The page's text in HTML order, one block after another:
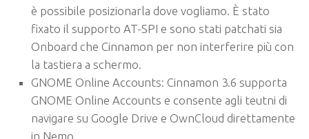
è possibile posizionarla dove vogliamo. È stato
fixato il supporto AT-SPI e sono stati patchati sia
Onboard che Cinnamon per non interferire più con
la tastiera a schermo.
GNOME Online Accounts: Cinnamon 3.6 supporta
GNOME Online Accounts e consente agli teutni di
navigare su Google Drive e OwnCloud direttamente
in Nemo.